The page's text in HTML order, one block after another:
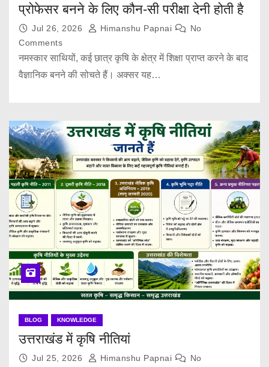
प्रोफेसर बनने के लिए कौन-सी परीक्षा देनी होती है
Jul 26, 2026 Himanshu Papnai
No
Comments
नमस्कार साथियों, कई छात्र कृषि के क्षेत्र में शिक्षा प्राप्त करने के बाद
वैज्ञानिक बनने की सोचते हैं। अक्सर यह…
BLOG KNOWLEDGE
उत्तराखंड में कृषि नीतियां
Jul 25, 2026 Himanshu Papnai
No